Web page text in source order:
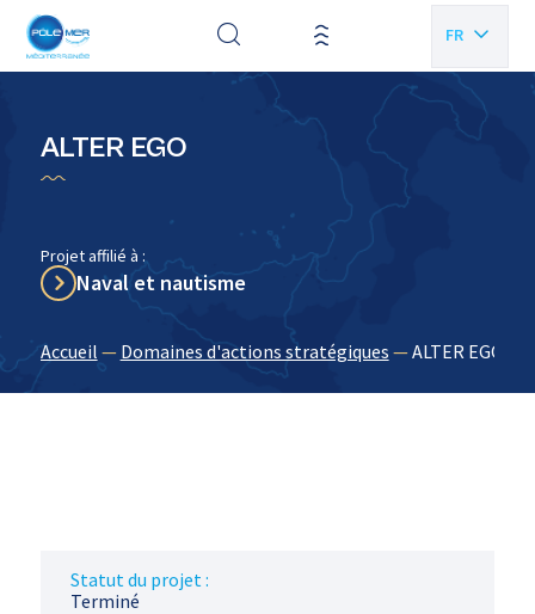
FR
ALTER EGO
Projet affilié à :
Naval et nautisme
Accueil — Domaines d'actions stratégiques —ALTER EGO
Statut du projet :
Terminé
Panneau de gestion des cookies